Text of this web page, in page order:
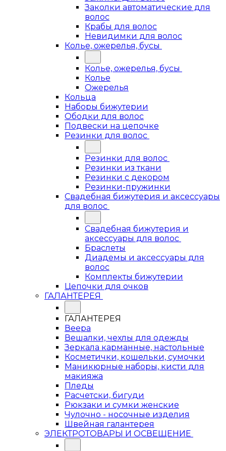
Заколки автоматические для
волос
Крабы для волос
Невидимки для волос
Колье, ожерелья, бусы
Колье, ожерелья, бусы
Колье
Ожерелья
Кольца
Наборы бижутерии
Ободки для волос
Подвески на цепочке
Резинки для волос
Резинки для волос
Резинки из ткани
Резинки с декором
Резинки-пружинки
Свадебная бижутерия и аксессуары
для волос
Свадебная бижутерия и
аксессуары для волос
Браслеты
Диадемы и аксессуары для
волос
Комплекты бижутерии
Цепочки для очков
ГАЛАНТЕРЕЯ
ГАЛАНТЕРЕЯ
Веера
Вешалки, чехлы для одежды
Зеркала карманные, настольные
Косметички, кошельки, сумочки
Маникюрные наборы, кисти для
макияжа
Пледы
Расчетски, бигуди
Рюкзаки и сумки женские
Чулочно - носочные изделия
Швейная галантерея
ЭЛЕКТРОТОВАРЫ И ОСВЕЩЕНИЕ